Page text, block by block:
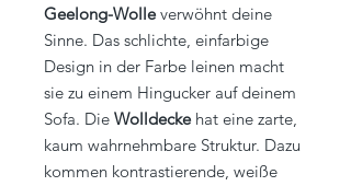
Geelong-Wolleverwöhnt deine
Sinne. Das schlichte, einfarbige
Design in der Farbe leinen macht
sie zu einem Hingucker auf deinem
Sofa. Die Wolldeckehat eine zarte,
kaum wahrnehmbare Struktur. Dazu
kommen kontrastierende, weiße